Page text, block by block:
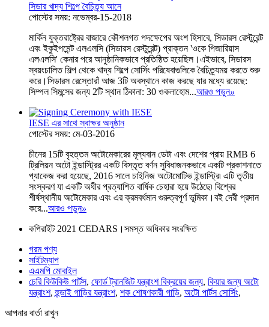
সিডার খাদ্য শিল্পে বৈচিত্র্য আনে
পোস্টের সময়: নভেম্বর-15-2018
মার্কিন যুক্তরাষ্ট্রের বাজারে কৌশলগত পদক্ষেপের অংশ হিসাবে, সিডারস রেস্টুরেন্ট
এবং ইকুইপমেন্ট এলএলসি (সিডারস রেস্টুরেন্ট) প্রাক্তন 'ওকে পিজারিয়াস
এলএলসি' কেনার পরে আনুষ্ঠানিকভাবে প্রতিষ্ঠিত হয়েছিল।এইভাবে, সিডারস
স্বয়ংচালিত শিল্প থেকে খাদ্য শিল্পে সোর্সিং পরিষেবাগুলিকে বৈচিত্র্যময় করতে শুরু
করে।সিডারস রেস্তোরাঁ আজ 3টি অবস্থানে কাজ করছে যার মধ্যে রয়েছে:
সিম্পল সিমন্সের জন্য 2টি স্থান ঠিকানা: 30 ওকলাহোম...আরও পড়ুন»
IESE এর সাথে স্বাক্ষর অনুষ্ঠান
পোস্টের সময়: মে-03-2016
চীনের 15টি বৃহত্তম অটোমেকারের মূল্যবান ডেটা এবং দেশের প্রায় RMB 6
ট্রিলিয়ন অটো ইন্ডাস্ট্রির একটি বিস্তৃত বর্ণন সুবিধাজনকভাবে একটি প্রকাশনাতে
প্যাকেজ করা হয়েছে, 2016 সালে চাইনিজ অটোমোটিভ ইন্ডাস্ট্রি৷ এটি তৃতীয়
সংস্করণ যা একটি অধীর প্রত্যাশিত বার্ষিক চেহারা হয়ে উঠেছে৷ বিশ্বের
শীর্ষস্থানীয় অটোমেকার এবং এর ক্রমবর্ধমান গুরুত্বপূর্ণ ভূমিকা।বই দেরী প্রদান
করে...আরও পড়ুন»
কপিরাইট 2021 CEDARS।সমস্ত অধিকার সংরক্ষিত
গরম পণ্য
সাইটম্যাপ
এএমপি মোবাইল
চেরি কিউকিউ পার্টস, ফোর্ড ট্রানজিট যন্ত্রাংশ বিক্রয়ের জন্য, কিয়ার জন্য অটো
যন্ত্রাংশ,হুন্ডাই গাড়ির যন্ত্রাংশ, শক শোষণকারী গাড়ি, অটো পার্টস সোর্সিং,
আপনার বার্তা রাখুন